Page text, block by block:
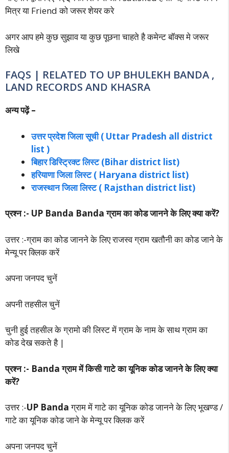
मित्र या Friend को जरूर शेयर करे
अगर आप हमे कुछ सुझाव या कुछ पूछना चाहते है कमेन्ट बॉक्स मे जरूर
लिखे
FAQS | RELATED TO UP BHULEKH BANDA ,
LAND RECORDS AND KHASRA
अन्य पढ़ें –
उत्तर प्रदेश जिला सूची ( Uttar Pradesh all district
list )
बिहार डिस्ट्रिक्ट लिस्ट (Bihar district list)
हरियाणा जिला लिस्ट ( Haryana district list)
राजस्थान जिला लिस्ट ( Rajsthan district list)
प्रश्न :- UP Banda Banda ग्राम का कोड जानने के लिए क्या करें?
उत्तर :-ग्राम का कोड जानने के लिए राजस्व ग्राम खतौनी का कोड जाने के
मेन्यू पर क्लिक करें
अपना जनपद चुनें
अपनी तहसील चुनें
चुनी हुई तहसील के ग्रामो की लिस्ट में ग्राम के नाम के साथ ग्राम का
कोड देख सकते है |
प्रश्न :- Banda ग्राम में किसी गाटे का यूनिक कोड जानने के लिए क्या
करें?
उत्तर :-UP Bandaग्राम में गाटे का यूनिक कोड जानने के लिए भूखण्ड /
गाटे का यूनिक कोड जाने के मेन्यू पर क्लिक करें
अपना जनपद चुनें